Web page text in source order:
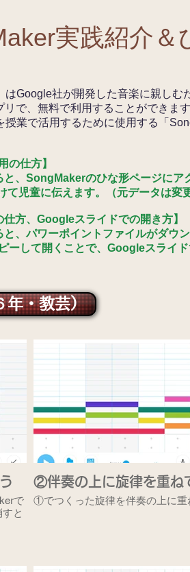
実践紹介
はGoogle社が開発した音楽に親し
で、無料で利用することができます
授業で活用するために使用する「
の仕方】
、SongMakerのひな形ページにア
児童に伝えます。（元データは変
方、Googleスライドでの開き方】
、パワーポイントファイルがダウ
ーして開くことで、Googleスライ
年・教芸）
で
と
②伴奏の上に旋律を重ね
①でつくった旋律を伴奏の上に重